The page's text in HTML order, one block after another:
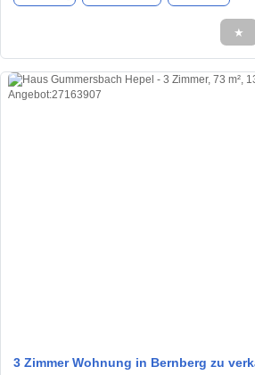
★
3 Zimmer Wohnung in Bernberg zu